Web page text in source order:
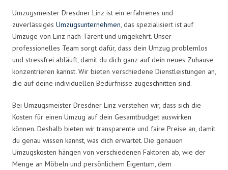
Umzugsmeister Dresdner Linz ist ein erfahrenes und
zuverlässiges Umzugsunternehmen, das spezialisiert ist auf
Umzüge von Linz nach Tarent und umgekehrt. Unser
professionelles Team sorgt dafür, dass dein Umzug problemlos
und stressfrei abläuft, damit du dich ganz auf dein neues Zuhause
konzentrieren kannst. Wir bieten verschiedene Dienstleistungen an,
die auf deine individuellen Bedürfnisse zugeschnitten sind.
Bei Umzugsmeister Dresdner Linz verstehen wir, dass sich die
Kosten für einen Umzug auf dein Gesamtbudget auswirken
können. Deshalb bieten wir transparente und faire Preise an, damit
du genau wissen kannst, was dich erwartet. Die genauen
Umzugskosten hängen von verschiedenen Faktoren ab, wie der
Menge an Möbeln und persönlichem Eigentum, dem